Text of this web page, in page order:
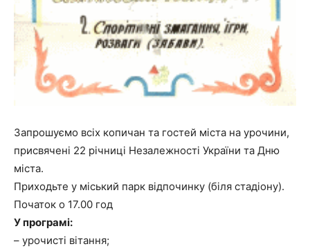
Запрошуємо всіх копичан та гостей міста на урочини,
присвячені 22 річниці Незалежності України та Дню
міста.
Приходьте у міський парк відпочинку (біля стадіону).
Початок о 17.00 год
У програмі:
– урочисті вітання;